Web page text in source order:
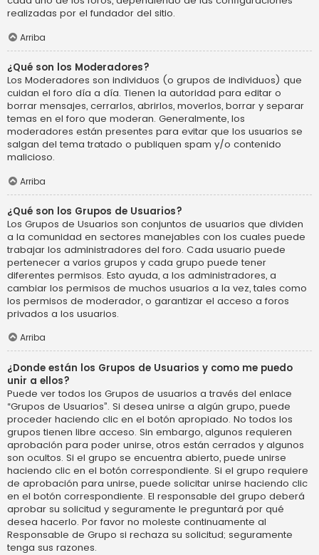
realizadas por el fundador del sitio.
Arriba
¿Qué son los Moderadores?
Los Moderadores son individuos (o grupos de individuos) que
cuidan el foro día a día. Tienen la autoridad para editar o
borrar mensajes, cerrarlos, abrirlos, moverlos, borrar y separar
temas en el foro que moderan. Generalmente, los
moderadores están presentes para evitar que los usuarios se
salgan del tema tratado o publiquen spam y/o contenido
malicioso.
Arriba
¿Qué son los Grupos de Usuarios?
Los Grupos de Usuarios son conjuntos de usuarios que dividen
a la comunidad en sectores manejables con los cuales puede
trabajar los administradores del foro. Cada usuario puede
pertenecer a varios grupos y cada grupo puede tener
diferentes permisos. Esto ayuda, a los administradores, a
cambiar los permisos de muchos usuarios a la vez, tales como
los permisos de moderador, o garantizar el acceso a foros
privados a los usuarios.
Arriba
¿Donde están los Grupos de Usuarios y como me puedo
unir a ellos?
Puede ver todos los Grupos de usuarios a través del enlace
“Grupos de Usuarios”. Si desea unirse a algún grupo, puede
proceder haciendo clic en el botón apropiado. No todos los
grupos tienen libre acceso. Sin embargo, algunos requieren
aprobación para poder unirse, otros están cerrados y algunos
son ocultos. Si el grupo se encuentra abierto, puede unirse
haciendo clic en el botón correspondiente. Si el grupo requiere
de aprobación para unirse, puede solicitar unirse haciendo clic
en el botón correspondiente. El responsable del grupo deberá
aprobar su solicitud y seguramente le preguntará por qué
desea hacerlo. Por favor no moleste continuamente al
Responsable de Grupo si rechaza su solicitud; seguramente
tenga sus razones.